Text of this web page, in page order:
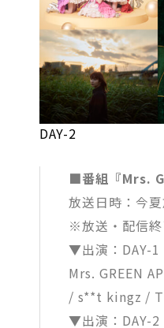
DAY-2
■番組『Mrs.
放送日時：今
※放送・配信終
▼出演：DAY-1
Mrs. GREEN
/ s**t kingz /
▼出演：DAY-2